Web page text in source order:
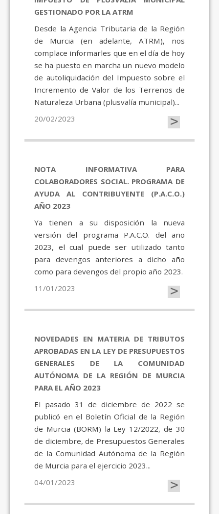
GESTIONADO POR LA ATRM
Desde la Agencia Tributaria de la Región
de Murcia (en adelante, ATRM), nos
complace informarles que en el día de hoy
se ha puesto en marcha un nuevo modelo
de autoliquidación del Impuesto sobre el
Incremento de Valor de los Terrenos de
Naturaleza Urbana (plusvalía municipal)...
20/02/2023
>
NOTA INFORMATIVA PARA
COLABORADORES SOCIAL. PROGRAMA DE
AYUDA AL CONTRIBUYENTE (P.A.C.O.)
AÑO 2023
Ya tienen a su disposición la nueva
versión del programa P.A.C.O. del año
2023, el cual puede ser utilizado tanto
para devengos anteriores a dicho año
como para devengos del propio año 2023.
11/01/2023
>
NOVEDADES EN MATERIA DE TRIBUTOS
APROBADAS EN LA LEY DE PRESUPUESTOS
GENERALES DE LA COMUNIDAD
AUTÓNOMA DE LA REGIÓN DE MURCIA
PARA EL AÑO 2023
El pasado 31 de diciembre de 2022 se
publicó en el Boletín Oficial de la Región
de Murcia (BORM) la Ley 12/2022, de 30
de diciembre, de Presupuestos Generales
de la Comunidad Autónoma de la Región
de Murcia para el ejercicio 2023...
04/01/2023
>